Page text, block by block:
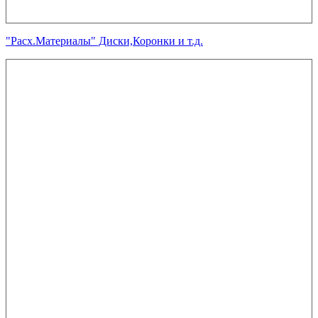
"Расх.Материалы" Диски,Коронки и т.д.